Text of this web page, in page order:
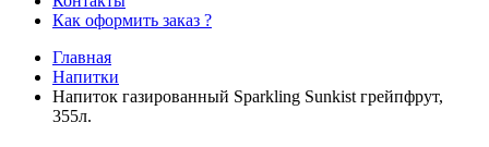
Как оформить заказ ?
Главная
Напитки
Напиток газированный Sparkling Sunkist грейпфрут,
355л.